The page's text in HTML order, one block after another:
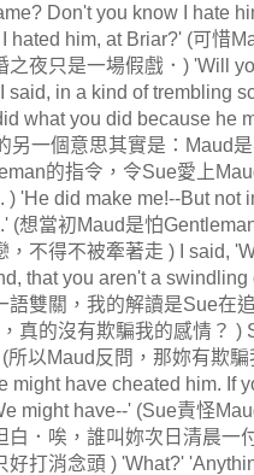
Don't you know I hate
hated him, at Briar?' (可惜
之夜只是一場假戲．) 'Will
said, in a kind of trembling
what you did because he
另一個意思其實是：Maud
的指令，令Sue愛上
) 'He did make me!--But not
(想當初Maud是怕
，不得不被牽著走 ) I said,
that you aren't a swindling
語雙關，我的解讀是Sue在
真的沒有欺騙我的感情？ )
所以Maud反問，那妳有欺
might have cheated him. If
might have--' (Sue責怪
白．唉，誰叫妳次日清晨一
好打消念頭 ) 'What?'